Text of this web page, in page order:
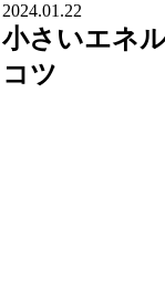
2024.01.22
小さいエネ
コツ